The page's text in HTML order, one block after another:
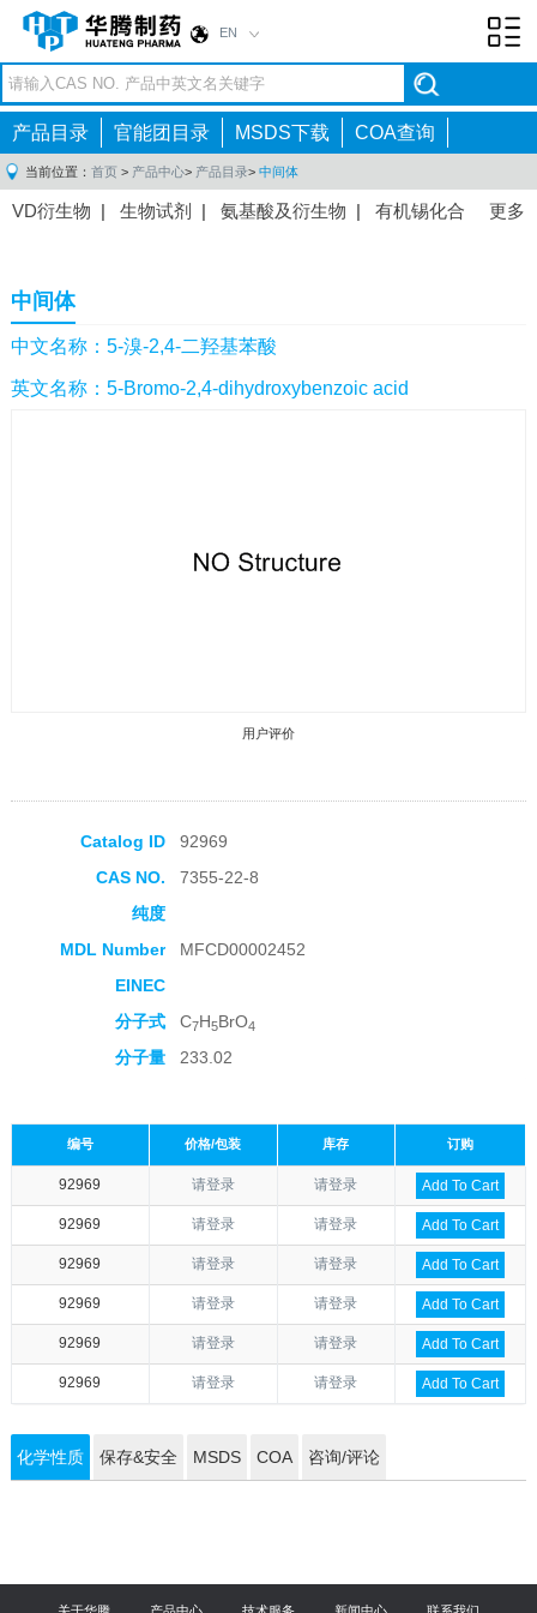
EN
产品目录 官能团目录 MSDS下载 COA查询
当前位置： 首页 > 产品中心> 产品目录> 中间体
更多
VD衍生物 | 生物试剂 | 氨基酸及衍生物 | 有机锡化合
间体|
感染药物中间体
体 |抗精神病药物中间体| 抗炎药物中间体
药中间体|其他原料药中间体|
中间体
中文名称：5-溴-2,4-二羟基苯酸
英文名称：5-Bromo-2,4-dihydroxybenzoic acid
用户评价
Catalog ID
92969
CAS NO.
7355-22-8
纯度
MDL Number
MFCD00002452
EINEC
分子式
C7H5BrO4
分子量 233.02
编号 价格/包装 库存 订购
92969 请登录 请登录 Add To Cart
92969 请登录 请登录 Add To Cart
92969 请登录 请登录 Add To Cart
92969 请登录 请登录 Add To Cart
92969 请登录 请登录 Add To Cart
92969 请登录 请登录 Add To Cart
化学性质 保存&安全 MSDS COA 咨询/评论